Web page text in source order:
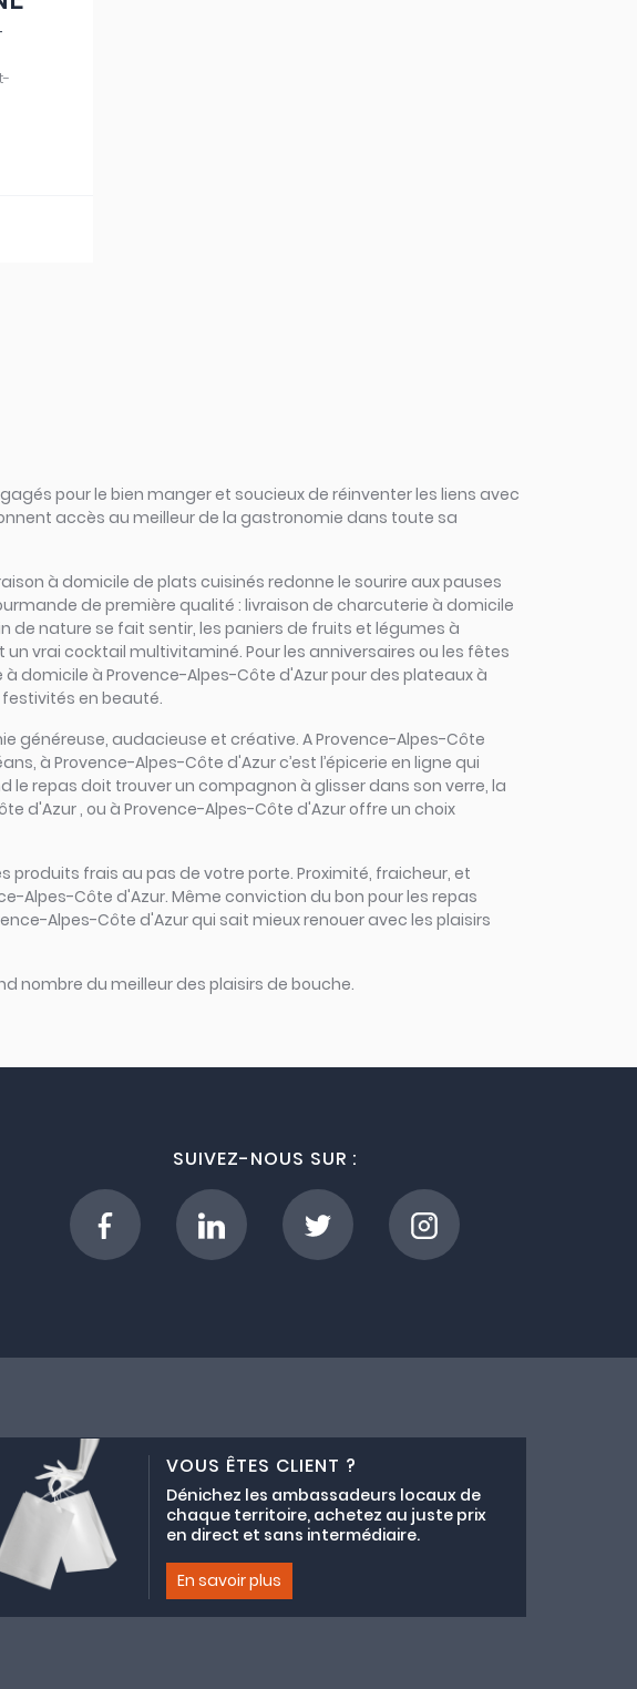
pour le bien manger et soucieux de réinventer les liens avec
accès au meilleur de la gastronomie dans toute sa
à domicile de plats cuisinés redonne le sourire aux pauses
de première qualité : livraison de charcuterie à domicile
de nature se fait sentir, les paniers de fruits et légumes à
vrai cocktail multivitaminé. Pour les anniversaires ou les fêtes
domicile à Provence-Alpes-Côte d'Azur pour des plateaux à
en beauté.
généreuse, audacieuse et créative. A Provence-Alpes-Côte
à Provence-Alpes-Côte d'Azur c’est l’épicerie en ligne qui
le repas doit trouver un compagnon à glisser dans son verre, la
d'Azur , ou à Provence-Alpes-Côte d'Azur offre un choix
frais au pas de votre porte. Proximité, fraicheur, et
Alpes-Côte d'Azur. Même conviction du bon pour les repas
Alpes-Côte d'Azur qui sait mieux renouer avec les plaisirs
nombre du meilleur des plaisirs de bouche.
SUIVEZ-NOUS SUR :
VOUS ÊTES CLIENT ?
Dénichez les ambassadeurs locaux de
chaque territoire, achetez au juste prix
en direct et sans intermédiaire.
En savoir plus